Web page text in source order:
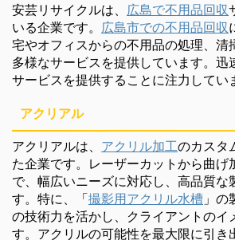
安芸リサイクルは、 広島で不用品回収
いる企業です。 広島市での不用品回収
宅やオフィスからの不用品の処理、清
多様なサービスを提供しています。迅
サービスを提供することに注力してい
アクリアル
アクリアルは、 アクリル加工のカスタ
た企業です。レーザーカットから曲げ
で、幅広いニーズに対応し、高品質な
す。特に、「撮影用アクリル水槽 」の
の技術力を活かし、クライアントのイ
す。アクリルの可能性を最大限に引き